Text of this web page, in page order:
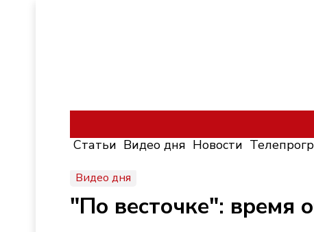
Статьи Видео дня Новости
Видео дня
"По весточке": время